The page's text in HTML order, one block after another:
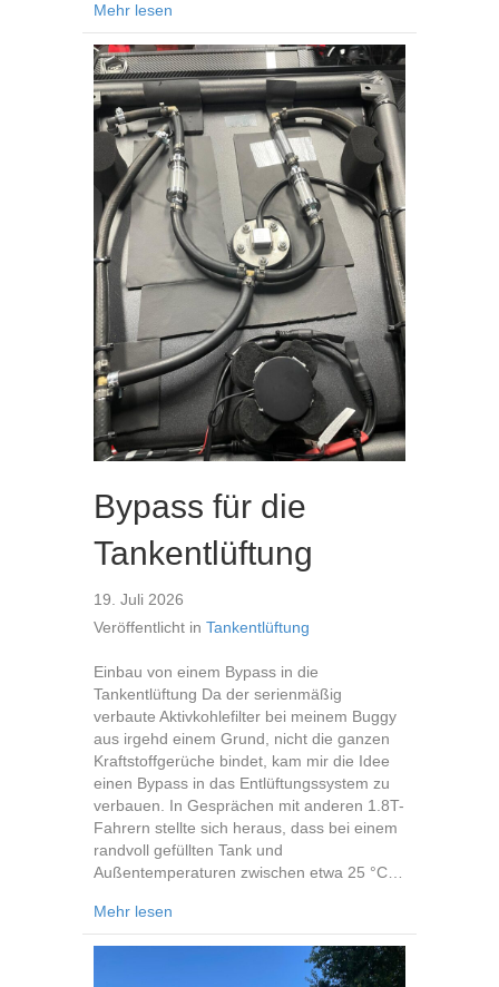
Mehr lesen
Bypass für die
Tankentlüftung
19. Juli 2026
Veröffentlicht in Tankentlüftung
Einbau von einem Bypass in die
Tankentlüftung Da der serienmäßig
verbaute Aktivkohlefilter bei meinem Buggy
aus irgehd einem Grund, nicht die ganzen
Kraftstoffgerüche bindet, kam mir die Idee
einen Bypass in das Entlüftungssystem zu
verbauen. In Gesprächen mit anderen 1.8T-
Fahrern stellte sich heraus, dass bei einem
randvoll gefüllten Tank und
Außentemperaturen zwischen etwa 25 °C…
Mehr lesen